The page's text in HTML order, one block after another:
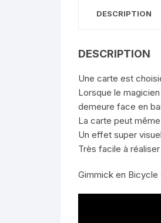
DESCRIPTION
DESCRIPTION
Une carte est
Lorsque le
demeure face en
La carte peut
Un effet super
Très facile à réaliser
Gimmick en Bicycle